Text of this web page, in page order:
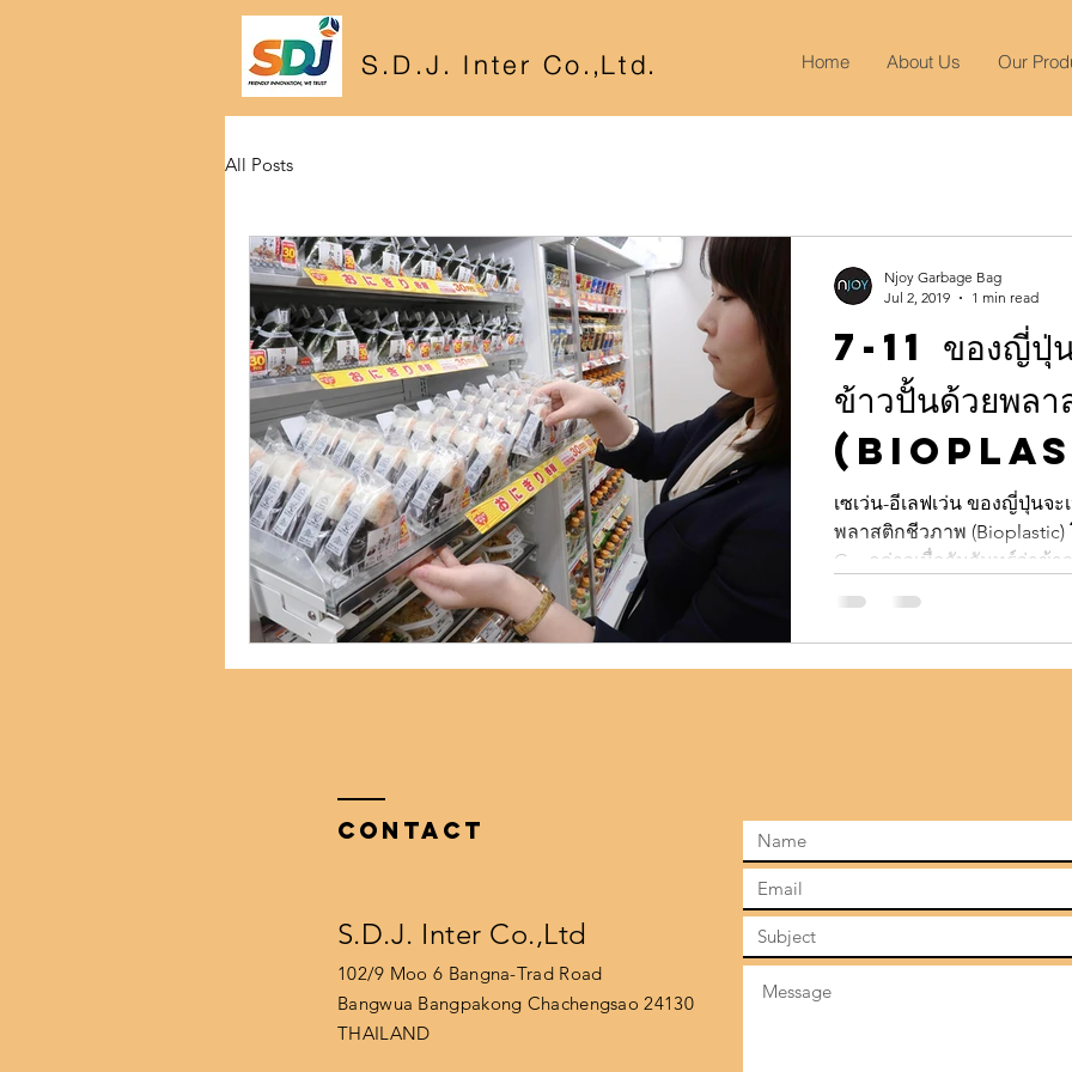
S.D.J. Inter Co.,Ltd. Home About Us Our
All Posts
7-11 ของญี่ปุ่น
ข้าวปั้นด้วยพล
เซเว่น-อีเลฟเว่น ของญี่ปุ่นจ
พลาสติกชีวภาพ (Bioplastic)
Co. กล่าวเมื่อวันจันทร์ว่าข้า
Njoy Garbage Bag
Jul 2, 2019
1 min read
Contact
S.D.J. Inter Co.,Ltd
102/9 Moo 6 Bangna-Trad Road
Bangwua Bangpakong Chachengsao 24130
THAILAND